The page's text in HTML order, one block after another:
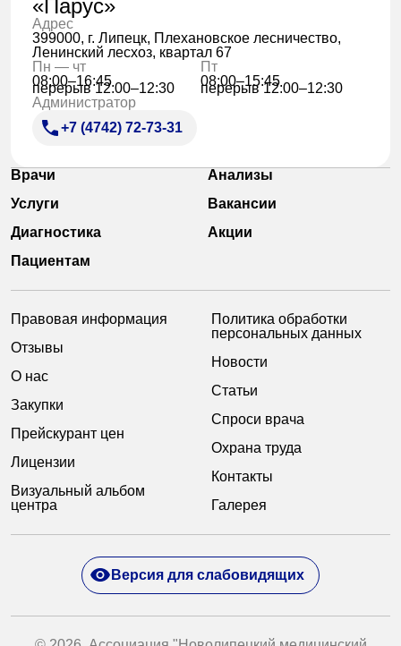
«Парус»
Адрес
399000, г. Липецк, Плехановское лесничество,
Ленинский лесхоз, квартал 67
Пн — чт
08:00–16:45
перерыв 12:00–12:30
Пт
08:00–15:45
перерыв 12:00–12:30
Администратор
+7 (4742) 72-73-31
Врачи
Анализы
Услуги
Вакансии
Диагностика
Акции
Пациентам
Правовая информация
Отзывы
О нас
Закупки
Прейскурант цен
Лицензии
Визуальный альбом
центра
Политика обработки
персональных данных
Новости
Статьи
Спроси врача
Охрана труда
Контакты
Галерея
Версия для слабовидящих